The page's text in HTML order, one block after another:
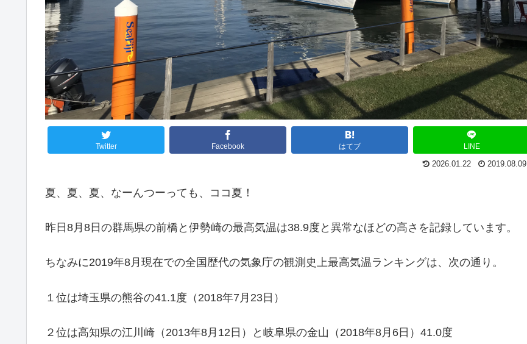
Twitter Facebook はてブ LINE
2026.01.22 2019.08.09
夏、夏、夏、なーんつーっても、ココ夏！
昨日8月8日の群馬県の前橋と伊勢崎の最高気温は38.9度と異常なほどの高さを記録しています。
ちなみに2019年8月現在での全国歴代の気象庁の観測史上最高気温ランキングは、次の通り。
１位は埼玉県の熊谷の41.1度（2018年7月23日）
２位は高知県の江川崎（2013年8月12日）と岐阜県の金山（2018年8月6日）41.0度